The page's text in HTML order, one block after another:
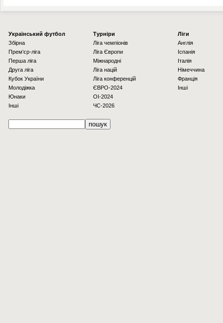
Українcький футбол
Збірна
Прем'єр-ліга
Перша ліга
Друга ліга
Кубок України
Молодіжка
Юнаки
Інші
Турніри
Ліга чемпіонів
Ліга Європи
Міжнародні
Ліга націй
Ліга конференцій
ЄВРО-2024
OI-2024
ЧС-2026
Ліги
Англія
Іспанія
Італія
Німеччина
Франція
Інші